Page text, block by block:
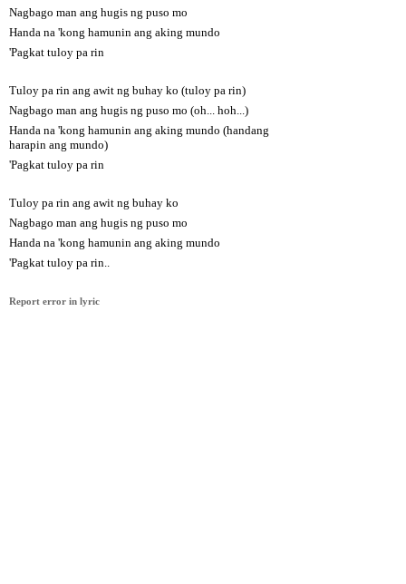
Nagbago man ang hugis ng puso mo
Handa na 'kong hamunin ang aking mundo
'Pagkat tuloy pa rin
Tuloy pa rin ang awit ng buhay ko (tuloy pa rin)
Nagbago man ang hugis ng puso mo (oh... hoh...)
Handa na 'kong hamunin ang aking mundo (handang
harapin ang mundo)
'Pagkat tuloy pa rin
Tuloy pa rin ang awit ng buhay ko
Nagbago man ang hugis ng puso mo
Handa na 'kong hamunin ang aking mundo
'Pagkat tuloy pa rin..
Report error in lyric